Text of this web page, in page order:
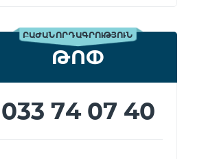
ԲԱԺԱՆՈՐԴԱԳՐՈՒԹՅՈՒՆ
ԹՈՓ
033 74 07 40